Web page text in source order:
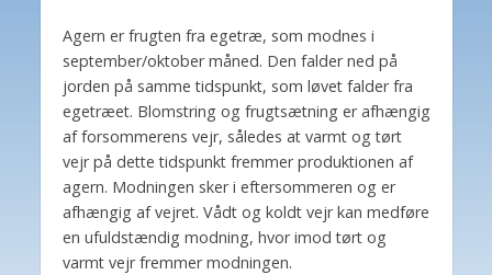
Agern er frugten fra egetræ, som modnes i
september/oktober måned. Den falder ned på
jorden på samme tidspunkt, som løvet falder fra
egetræet. Blomstring og frugtsætning er afhængig
af forsommerens vejr, således at varmt og tørt
vejr på dette tidspunkt fremmer produktionen af
agern. Modningen sker i eftersommeren og er
afhængig af vejret. Vådt og koldt vejr kan medføre
en ufuldstændig modning, hvor imod tørt og
varmt vejr fremmer modningen.